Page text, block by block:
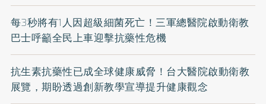
每3秒將有1人因超級細菌死亡！三軍總醫院啟動衛教
巴士呼籲全民上車迎擊抗藥性危機
抗生素抗藥性已成全球健康威脅！台大醫院啟動衛教
展覽，期盼透過創新教學宣導提升健康觀念